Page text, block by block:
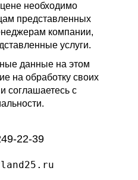
цене необходимо
представленных
компании,
услуги.
данные на этом
на обработку своих
соглашаетесь с
22-39